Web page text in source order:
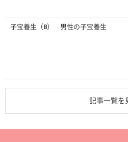
子宝養生（8） 男性の子宝養生
記事一覧を